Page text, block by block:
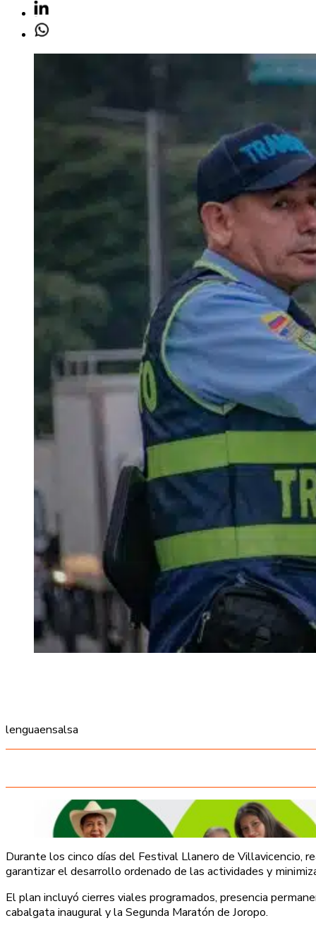
lenguaensalsa
Durante los cinco días del Festival Llanero de Villavicencio,
garantizar el desarrollo ordenado de las actividades y
El plan incluyó cierres viales programados, presencia
cabalgata inaugural y la Segunda Maratón de Joropo.